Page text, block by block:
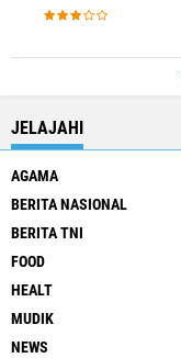
JELAJAHI
AGAMA
BERITA NASIONAL
BERITA TNI
FOOD
HEALT
MUDIK
NEWS